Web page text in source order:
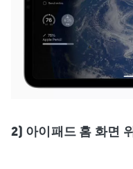
2) 아이패드 홈 화면